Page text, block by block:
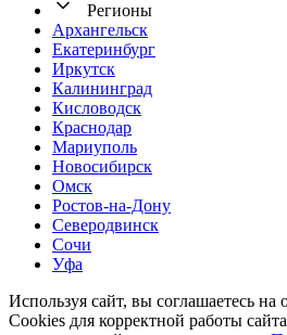
Регионы
Архангельск
Екатеринбург
Иркутск
Калининград
Кисловодск
Краснодар
Мариуполь
Новосибирск
Омск
Ростов-на-Дону
Северодвинск
Сочи
Уфа
Используя сайт, вы соглашаетесь на
Cookies для корректной работы